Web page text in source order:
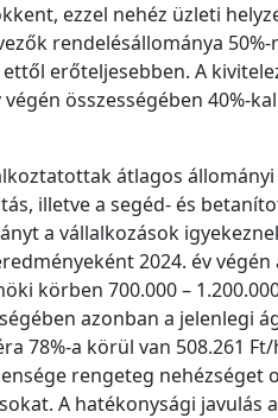
ezzel nehéz üzleti
rendelésállománya
erőteljesebben. A
összességében 40%-
átlagos állományi
illetve a segéd- és
a vállalkozások
2024. év végén
körben 700.000 –
azonban a jelenlegi
78%-a körül van 508.261
rengeteg nehézséget
A hatékonysági javulás